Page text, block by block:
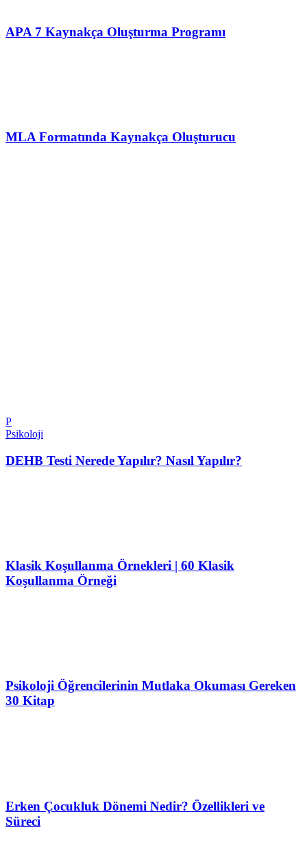
APA 7 Kaynakça Oluşturma Programı
MLA Formatında Kaynakça Oluşturucu
P
Psikoloji
DEHB Testi Nerede Yapılır? Nasıl Yapılır?
Klasik Koşullanma Örnekleri | 60 Klasik
Koşullanma Örneği
Psikoloji Öğrencilerinin Mutlaka Okuması Gereken
30 Kitap
Erken Çocukluk Dönemi Nedir? Özellikleri ve
Süreci